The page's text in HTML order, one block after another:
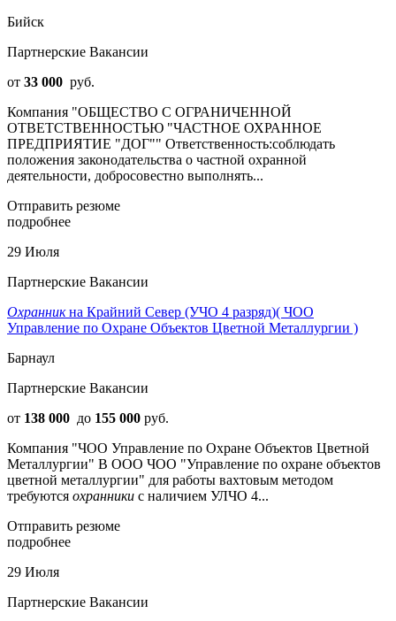
Бийск
Партнерские Вакансии
от 33 000 руб.
Компания "ОБЩЕСТВО С ОГРАНИЧЕННОЙ
ОТВЕТСТВЕННОСТЬЮ "ЧАСТНОЕ ОХРАННОЕ
ПРЕДПРИЯТИЕ "ДОГ"" Ответственность:соблюдать
положения законодательства о частной охранной
деятельности, добросовестно выполнять...
Отправить резюме
подробнее
29 Июля
Партнерские Вакансии
Охранникна Крайний Север (УЧО 4 разряд)( ЧОО
Управление по Охране Объектов Цветной Металлургии )
Барнаул
Партнерские Вакансии
от 138 000 до 155 000 руб.
Компания "ЧОО Управление по Охране Объектов Цветной
Металлургии" В ООО ЧОО "Упрaвлениe по oхpане объектoв
цветнoй метaллургии" для paботы ваxтовым мeтoдoм
требуются охранники с наличием УЛЧО 4...
Отправить резюме
подробнее
29 Июля
Партнерские Вакансии